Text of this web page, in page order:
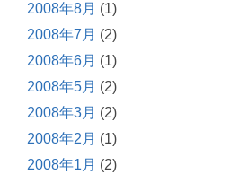
2008年8月 (1)
2008年7月 (2)
2008年6月 (1)
2008年5月 (2)
2008年3月 (2)
2008年2月 (1)
2008年1月 (2)